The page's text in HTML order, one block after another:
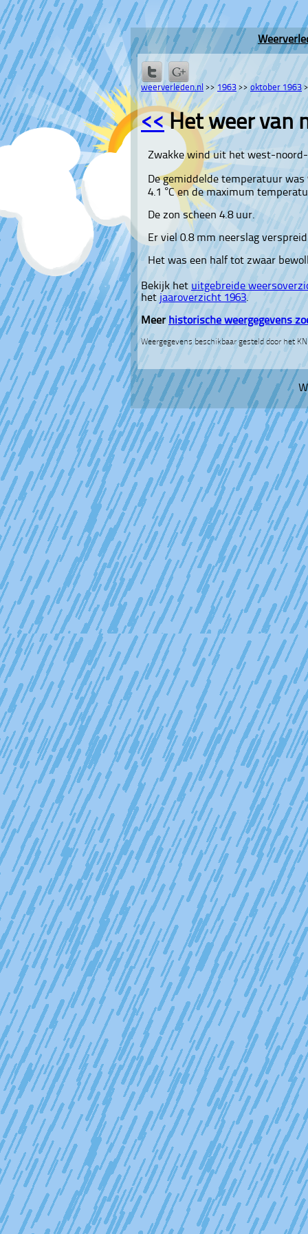
weerverleden.nl >> 1963 >> oktober 1963
<<Het weer van
Zwakke wind uit het west-
De gemiddelde temperatuur
4.1 °C en de maximum
De zon scheen 4.8 uur.
Er viel 0.8 mm neerslag
Het was een half tot zwaar
Bekijk het uitgebreide
het jaaroverzicht 1963.
Meer historische weergegevens
Weergegevens beschikbaar gesteld door het